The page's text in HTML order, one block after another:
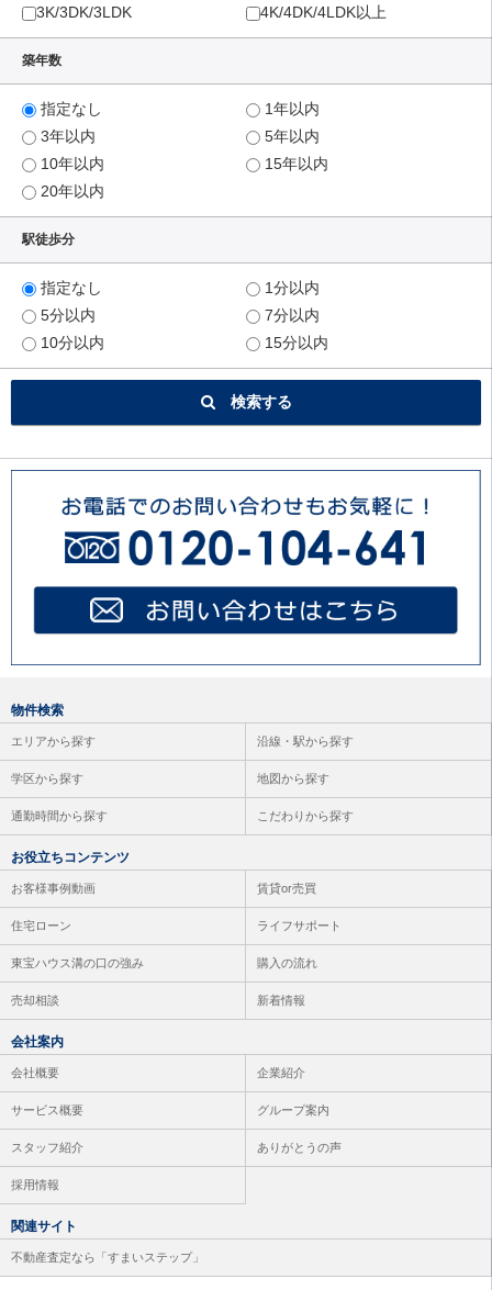
3K/3DK/3LDK
4K/4DK/4LDK以上
築年数
指定なし
1年以内
3年以内
5年以内
10年以内
15年以内
20年以内
駅徒歩分
指定なし
1分以内
5分以内
7分以内
10分以内
15分以内
検索する
物件検索
エリアから探す 沿線・駅から探す
学区から探す 地図から探す
通勤時間から探す こだわりから探す
お役立ちコンテンツ
お客様事例動画 賃貸or売買
住宅ローン ライフサポート
東宝ハウス溝の口の強み 購入の流れ
売却相談 新着情報
会社案内
会社概要 企業紹介
サービス概要 グループ案内
スタッフ紹介 ありがとうの声
採用情報
関連サイト
不動産査定なら「すまいステップ」